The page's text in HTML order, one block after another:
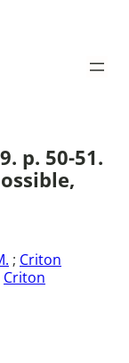
p. 50-51.
; Criton
Criton